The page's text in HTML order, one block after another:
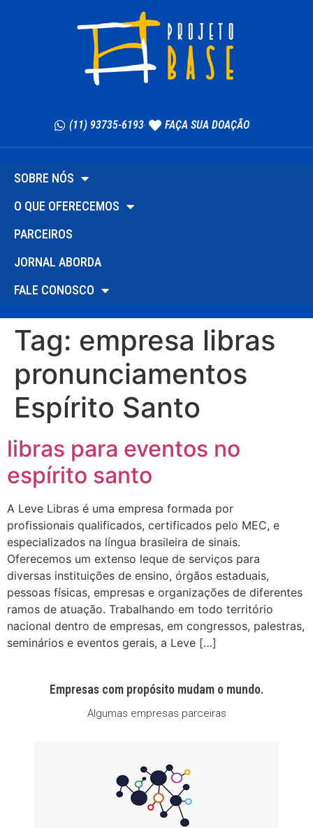
(11) 93735-6193 FAÇA SUA DOAÇÃO
SOBRE NÓS
O QUE OFERECEMOS
PARCEIROS
JORNAL ABORDA
FALE CONOSCO
Tag: empresa libras
pronunciamentos
Espírito Santo
libras para eventos no
espírito santo
A Leve Libras é uma empresa formada por
profissionais qualificados, certificados pelo MEC, e
especializados na língua brasileira de sinais.
Oferecemos um extenso leque de serviços para
diversas instituições de ensino, órgãos estaduais,
pessoas físicas, empresas e organizações de diferentes
ramos de atuação. Trabalhando em todo território
nacional dentro de empresas, em congressos, palestras,
seminários e eventos gerais, a Leve […]
Empresas com propósito mudam o mundo.
Algumas empresas parceiras